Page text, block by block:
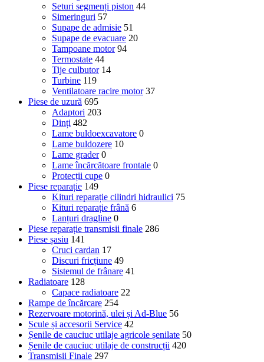
Seturi segmenți piston 44
Simeringuri 57
Supape de admisie 51
Supape de evacuare 20
Tampoane motor 94
Termostate 44
Tije culbutor 14
Turbine 119
Ventilatoare racire motor 37
Piese de uzură 695
Adaptori 203
Dinți 482
Lame buldoexcavatore 0
Lame buldozere 10
Lame grader 0
Lame încărcătoare frontale 0
Protecții cupe 0
Piese reparație 149
Kituri reparație cilindri hidraulici 75
Kituri reparație frână 6
Lanțuri dragline 0
Piese reparație transmisii finale 286
Piese șasiu 141
Cruci cardan 17
Discuri fricțiune 49
Sistemul de frânare 41
Radiatoare 128
Capace radiatoare 22
Rampe de încărcare 254
Rezervoare motorină, ulei și Ad-Blue 56
Scule și accesorii Service 42
Șenile de cauciuc utilaje agricole șenilate 50
Șenile de cauciuc utilaje de construcții 420
Transmisii Finale 297